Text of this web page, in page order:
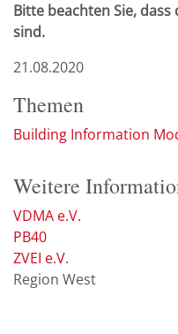
Bitte beachten Sie,
sind.
21.08.2020
Themen
Building Information
Weitere
VDMA e.V.
PB40
ZVEI e.V.
Region West